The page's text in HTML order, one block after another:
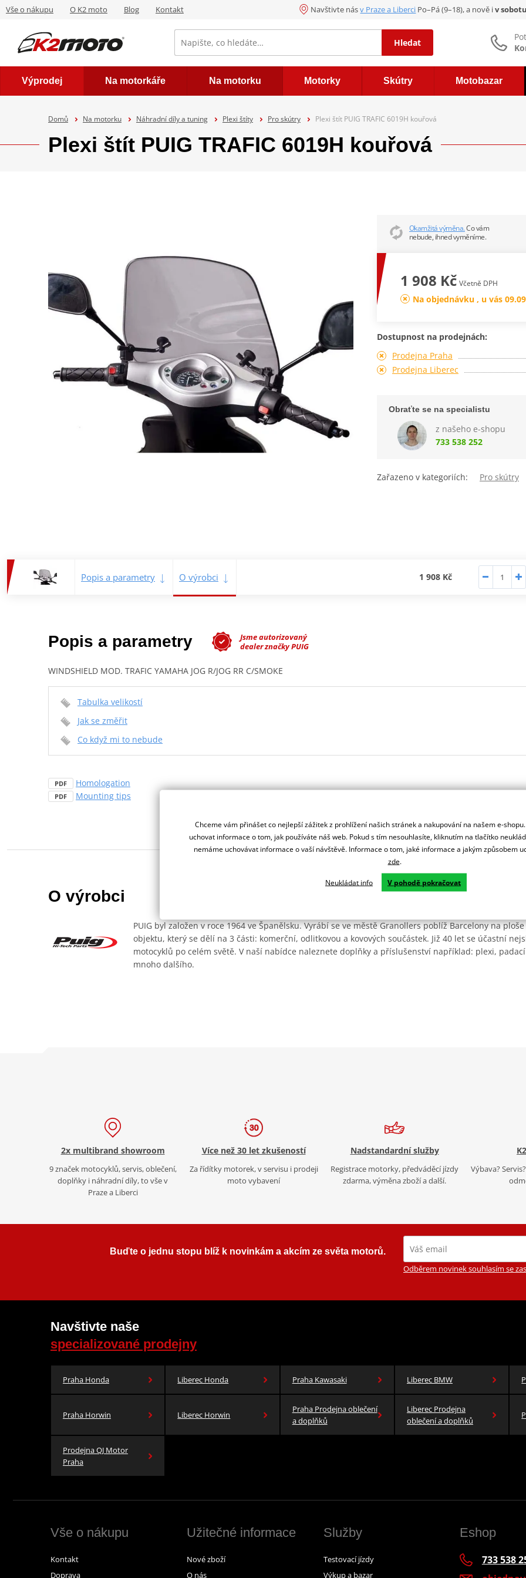
Vše o nákupu O K2 moto Blog Kontakt Navštivte násv Praze a Liberci Po–Pá (9–18), a nově iv sobotu
Hledat
Výprodej Na motorkáře Na motorku Motorky Skútry Motobazar
Domů Na motorku Náhradní díly a tuning Plexi štíty Pro skútry Plexi štít PUIG TRAFIC 6019H kouřová
Plexi štít PUIG TRAFIC 6019H kouřová
Okamžitá výměna.Co vám
nebude, ihned vyměníme.
1 908 Kč Včetně DPH
Na objednávku , u vás
Dostupnost na prodejnách:
Prodejna Praha
Prodejna Liberec
Obraťte se na specialistu
z našeho e-shopu
733 538 252
Zařazeno v kategoriích: Pro skútry
Popis a parametry O výrobci 1 908 Kč
Popis a parametry
Jsme autorizovaný
dealer značky PUIG
WINDSHIELD MOD. TRAFIC YAMAHA JOG R/JOG RR C/SMOKE
Tabulka velikostí
Jak se změřit
Co když mi to nebude
PDF Homologation
PDF Mounting tips
O výrobci
PUIG byl založen v roce 1964 ve Španělsku. Vyrábí se ve městě Granollers poblíž Barcelony na ploše
objektu, který se dělí na 3 části: komerční, odlitkovou a kovových součástek. Již 40 let se účastní
motocyklů po celém světě. V naší nabídce naleznete doplňky a příslušenství například: plexi,
mnoho dalšího.
2x multibrand showroom
9 značek motocyklů, servis, oblečení,
doplňky i náhradní díly, to vše v
Praze a Liberci
Více než 30 let zkušeností
Za řídítky motorek, v servisu i prodeji
moto vybavení
Nadstandardní služby
Registrace motorky, předváděcí jízdy
zdarma, výměna zboží a další.
Výbava?
Buďte o jednu stopu blíž k novinkám a akcím ze světa motorů.
Odběrem novinek souhlasím se
Navštivte naše
specializované prodejny
Praha Honda Liberec Honda Praha Kawasaki Liberec BMW
Praha Horwin Liberec Horwin
Praha Prodejna oblečení
a doplňků
Liberec Prodejna
oblečení a doplňků
Prodejna QJ Motor
Praha
Vše o nákupu
Kontakt
Doprava
Užitečné informace
Nové zboží
O nás
Služby
Testovací jízdy
Výkup a bazar
Eshop
733 538
Chceme vám přinášet co nejlepší zážitek z prohlížení našich stránek a nakupování na našem e-
uchovat informace o tom, jak používáte náš web. Pokud s tím nesouhlasíte, kliknutím na tlačítko
nemáme uchovávat informace o vaší návštěvě. Informace o tom, jaké informace a jakým způsobem
zde.
Neukládat info V pohodě pokračovat